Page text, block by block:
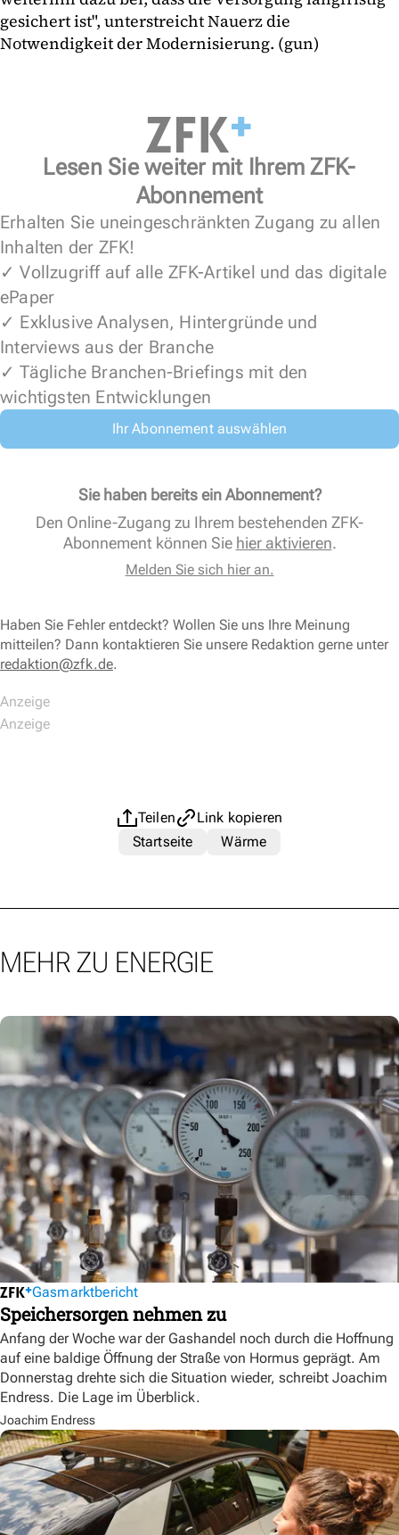
gesichert ist", unterstreicht Nauerz die
Notwendigkeit der Modernisierung. (gun)
Lesen Sie weiter mit Ihrem ZFK-
Abonnement
Erhalten Sie uneingeschränkten Zugang zu allen
Inhalten der ZFK!
✓ Vollzugriff auf alle ZFK-Artikel und das digitale
ePaper
✓ Exklusive Analysen, Hintergründe und
Interviews aus der Branche
✓ Tägliche Branchen-Briefings mit den
wichtigsten Entwicklungen
Ihr Abonnement auswählen
Sie haben bereits ein Abonnement?
Den Online-Zugang zu Ihrem bestehenden ZFK-
Abonnement können Sie hier aktivieren.
Melden Sie sich hier an.
Haben Sie Fehler entdeckt? Wollen Sie uns Ihre Meinung
mitteilen? Dann kontaktieren Sie unsere Redaktion gerne unter
redaktion@zfk.de.
Teilen
Link kopieren
Startseite
Wärme
MEHR ZU ENERGIE
Gasmarktbericht
Speichersorgen nehmen zu
Anfang der Woche war der Gashandel noch durch die Hoffnung
auf eine baldige Öffnung der Straße von Hormus geprägt. Am
Donnerstag drehte sich die Situation wieder, schreibt Joachim
Endress. Die Lage im Überblick.
Joachim Endress